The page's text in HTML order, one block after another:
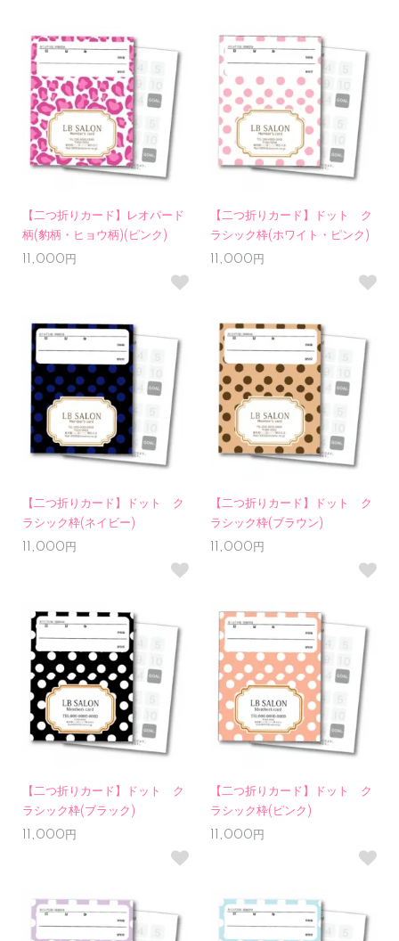
【二つ折りカード】レオパード
柄(豹柄・ヒョウ柄)(ピンク)
11,000円
【二つ折りカード】ドット ク
ラシック枠(ホワイト・ピンク)
11,000円
【二つ折りカード】ドット ク
ラシック枠(ネイビー)
11,000円
【二つ折りカード】ドット ク
ラシック枠(ブラウン)
11,000円
【二つ折りカード】ドット ク
ラシック枠(ブラック)
11,000円
【二つ折りカード】ドット ク
ラシック枠(ピンク)
11,000円